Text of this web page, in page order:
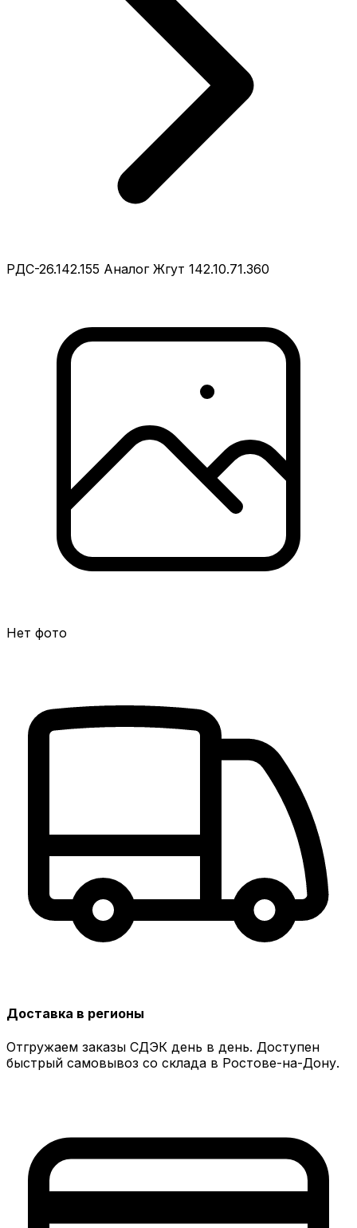
РДС-26.142.155 Аналог Жгут 142.10.71.360
Нет фото
Доставка в регионы
Отгружаем заказы СДЭК день в день. Доступен
быстрый самовывоз со склада в Ростове-на-Дону.